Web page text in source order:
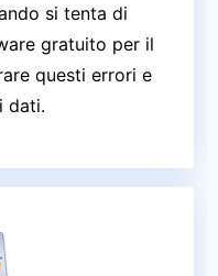
si tenta di
gratuito per il
questi errori e
dati.